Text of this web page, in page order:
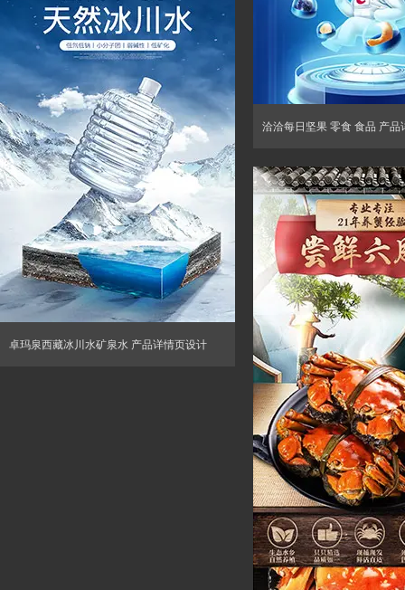
洽洽每日坚果 零食 食品 产品
卓玛泉西藏冰川水矿泉水 产品详情页设计